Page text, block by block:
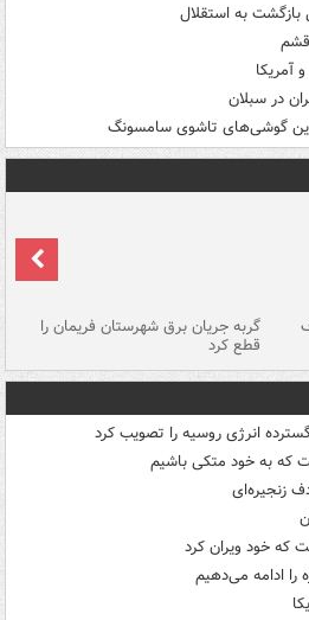
بازگشت به استقلال
قشم
آمریکا
در سبلان
گوشی‌های تاشوی سامسونگ
گربه جریان برق شهرستان فریمان را
قطع کرد
انرژی روسیه را تصویب کرد
که به خود متکی باشیم
که خود ویران کرد
را ادامه می‌دهیم